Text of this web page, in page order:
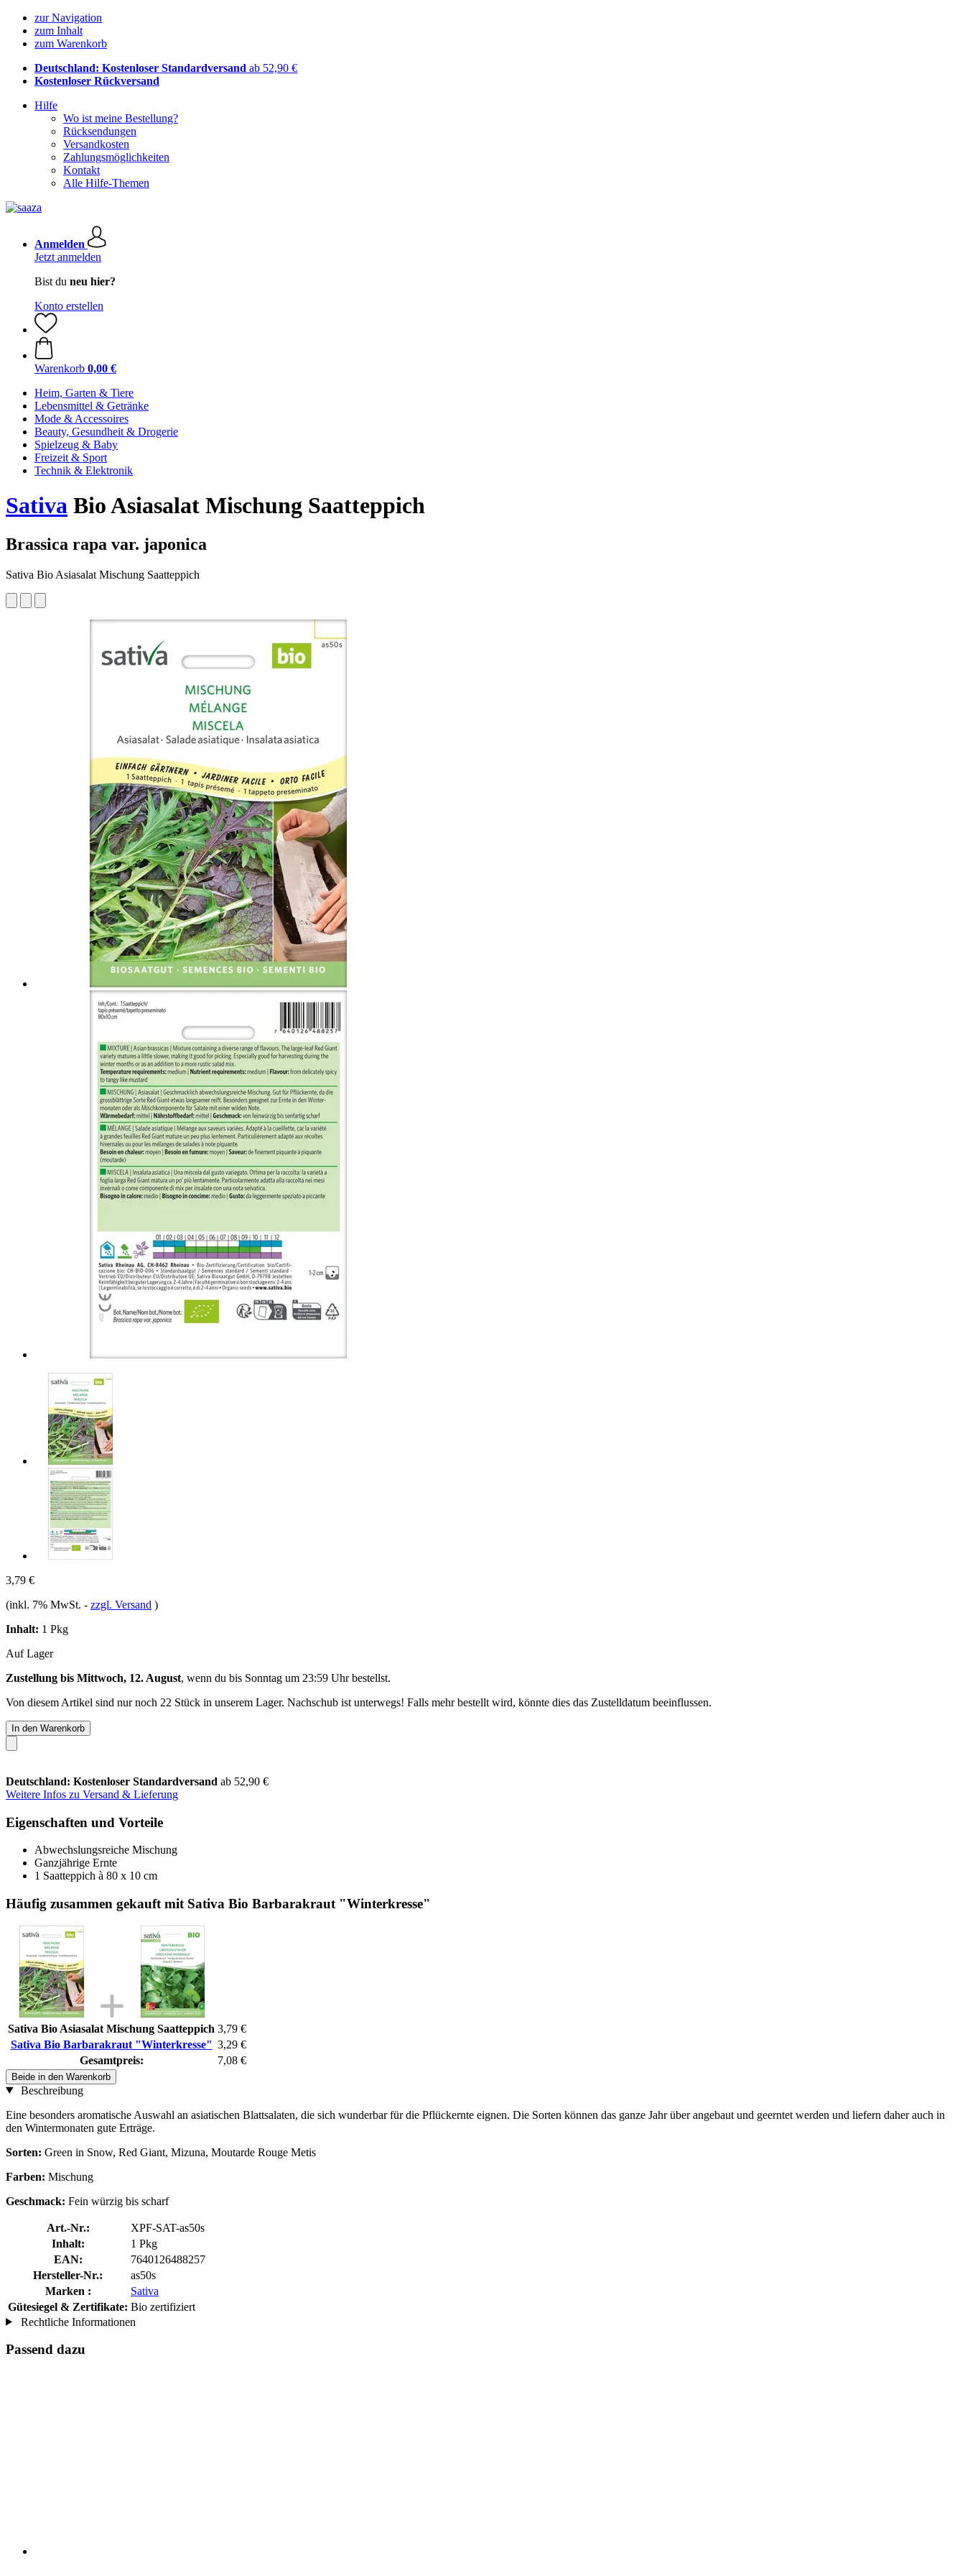
zur Navigation
zum Inhalt
zum Warenkorb
Deutschland: Kostenloser Standardversand ab 52,90 €
Kostenloser Rückversand
Hilfe
Wo ist meine Bestellung?
Rücksendungen
Versandkosten
Zahlungsmöglichkeiten
Kontakt
Alle Hilfe-Themen
Anmelden
Jetzt anmelden
Bist du neu hier?
Konto erstellen
Warenkorb 0,00 €
Heim, Garten & Tiere
Lebensmittel & Getränke
Mode & Accessoires
Beauty, Gesundheit & Drogerie
Spielzeug & Baby
Freizeit & Sport
Technik & Elektronik
Sativa Bio Asiasalat Mischung Saatteppich
Brassica rapa var. japonica
Sativa Bio Asiasalat Mischung Saatteppich
3,79 €
(inkl. 7% MwSt. - zzgl. Versand )
Inhalt: 1 Pkg
Auf Lager
Zustellung bis Mittwoch, 12. August, wenn du bis Sonntag um 23:59 Uhrbestellst.
Von diesem Artikel sind nur noch 22 Stück in unserem Lager. Nachschub ist unterwegs! Falls mehr bestellt wird, könnte dies das Zustelldatum beeinflussen.
In den Warenkorb
Deutschland: Kostenloser Standardversand ab 52,90 €
Weitere Infos zu Versand & Lieferung
Eigenschaften und Vorteile
Abwechslungsreiche Mischung
Ganzjährige Ernte
1 Saatteppich à 80 x 10 cm
Häufig zusammen gekauft mit Sativa Bio Barbarakraut "Winterkresse"
Sativa Bio Asiasalat Mischung Saatteppich 3,79 €
Sativa Bio Barbarakraut "Winterkresse" 3,29 €
Gesamtpreis:
7,08 €
Beide in den Warenkorb
Beschreibung
Eine besonders aromatische Auswahl an asiatischen Blattsalaten, die sich wunderbar für die Pflückernte eignen. Die Sorten können das ganze Jahr über angebaut und geerntet werden und liefern daher auch in
den Wintermonaten gute Erträge.
Sorten: Green in Snow, Red Giant, Mizuna, Moutarde Rouge Metis
Farben: Mischung
Geschmack: Fein würzig bis scharf
Art.-Nr.:
XPF-SAT-as50s
Inhalt:
1 Pkg
EAN:
7640126488257
Hersteller-Nr.:
as50s
Marken :
Sativa
Gütesiegel & Zertifikate: Bio zertifiziert
Rechtliche Informationen
Passend dazu